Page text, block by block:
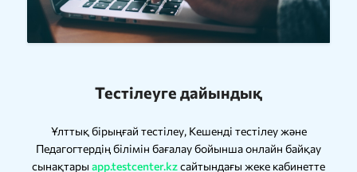
Тестілеуге дайындық
Ұлттық бірыңғай тестілеу, Кешенді тестілеу және
Педагогтердің білімін бағалау бойынша онлайн байқау
сынақтары app.testcenter.kzсайтындағы жеке кабинетте